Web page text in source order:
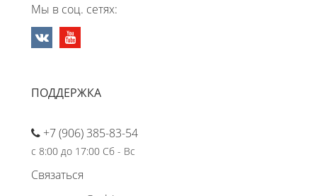
Мы в соц. сетях:
ПОДДЕРЖКА
+7 (906) 385-83-54
с 8:00 до 17:00 Сб - Вс
Связаться